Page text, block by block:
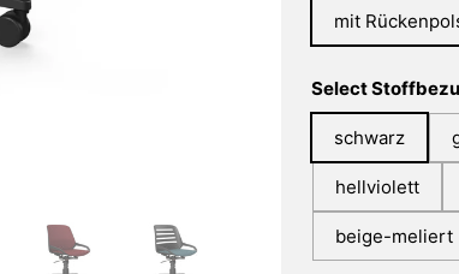
mit
Select
schwarz
hellviolett
beige-meliert